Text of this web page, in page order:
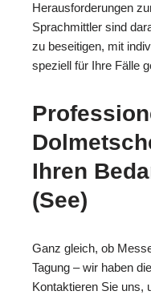
Herausforderungen
Sprachmittler sind
zu beseitigen, mit
speziell für Ihre Fälle
Ihren
(See)
Ganz gleich, ob
Tagung – wir haben
Kontaktieren Sie uns,